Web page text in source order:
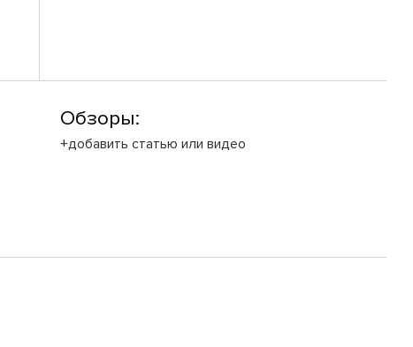
Обзоры:
+добавить статью или видео